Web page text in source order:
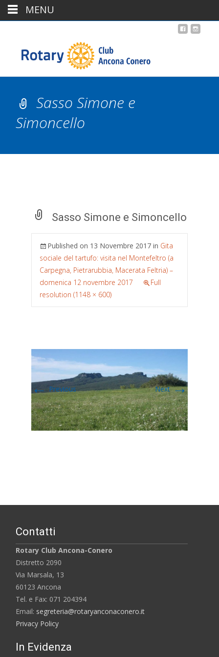
Sasso Simone e
Simoncello
Sasso Simone e Simoncello
Published on 13 Novembre 2017 in Gita
sociale del tartufo: visita nel Montefeltro (a
Carpegna, Pietrarubbia, Macerata Feltria) –
domenica 12 novembre 2017
Full
resolution (1148 × 600)
←Previous Next→
Contatti
Rotary Club Ancona-Conero
Distretto 2090
Via Marsala, 13
60123 Ancona
Tel. e Fax: 071 204394
Email: segreteria@rotaryanconaconero.it
Privacy Policy
In Evidenza
MENU